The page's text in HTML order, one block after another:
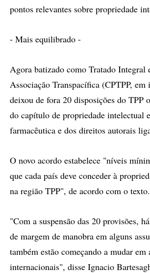
pontos relevantes sobre propriedade
- Mais equilibrado -
Agora batizado como Tratado Integral
Associação Transpacífica (CPTPP,
deixou de fora 20 disposições do TPP
do capítulo de propriedade intelectual
farmacêutica e dos direitos autorais
O novo acordo estabelece "níveis
que cada país deve conceder à
na região TPP", de acordo com o texto.
"Com a suspensão das 20 provisões,
de margem de manobra em alguns
também estão começando a mudar em
internacionais", disse Ignacio